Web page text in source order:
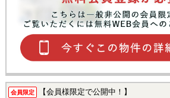
会員限定 【会員様限定で公開中！】